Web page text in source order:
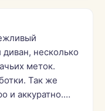
несколько
меток.
Так же
и аккуратно.